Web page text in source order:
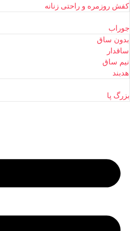
کفش روزمره و راحتی زنانه
جوراب
بدون ساق
ساقدار
نیم ساق
هدبند
بزرگ پا